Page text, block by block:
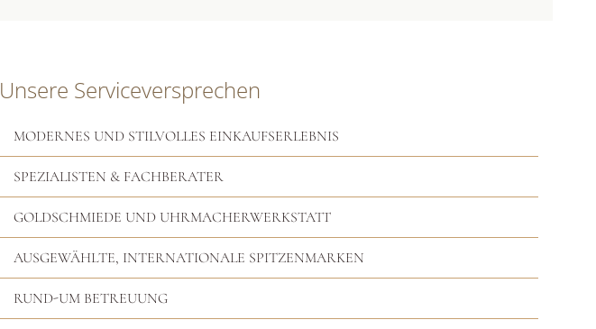
Unsere Serviceversprechen
MODERNES UND STILVOLLES EINKAUFSERLEBNIS
SPEZIALISTEN & FACHBERATER
GOLDSCHMIEDE UND UHRMACHERWERKSTATT
AUSGEWÄHLTE, INTERNATIONALE SPITZENMARKEN
RUND-UM BETREUUNG